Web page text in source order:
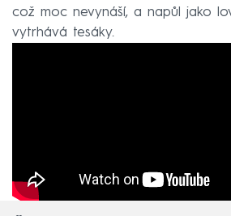
což moc nevynáší, a napůl jako
vytrhává tesáky.